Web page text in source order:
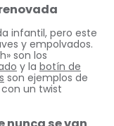
infantil, pero este
y empolvados.
son los
y la botín de
son ejemplos de
un twist